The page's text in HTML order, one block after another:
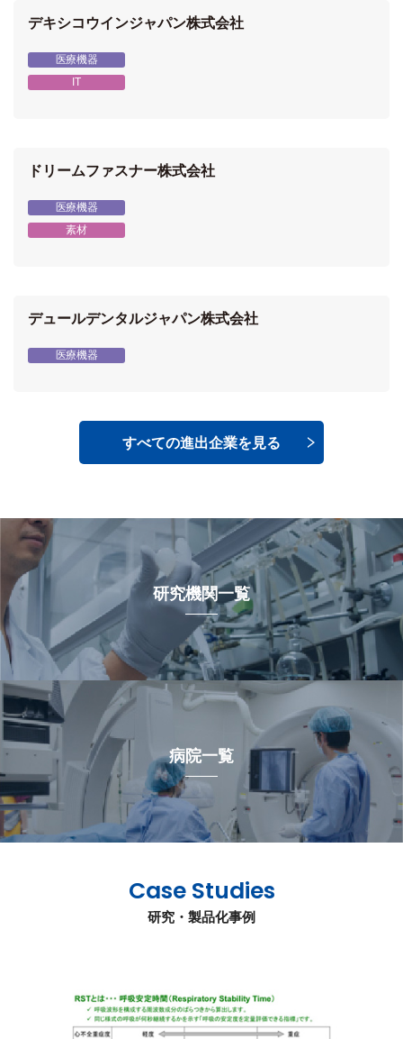
デキシコウインジャパン株式会社
医療機器
IT
ドリームファスナー株式会社
医療機器
素材
デュールデンタルジャパン株式会社
医療機器
すべての進出企業を見る
研究機関一覧
病院一覧
Case Studies
研究・製品化事例